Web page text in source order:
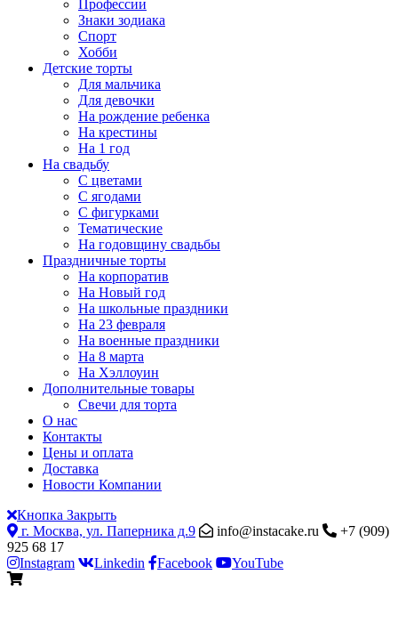
Профессии
Знаки зодиака
Спорт
Хобби
Детские торты
Для мальчика
Для девочки
На рождение ребенка
На крестины
На 1 год
На свадьбу
С цветами
С ягодами
С фигурками
Тематические
На годовщину свадьбы
Праздничные торты
На корпоратив
На Новый год
На школьные праздники
На 23 февраля
На военные праздники
На 8 марта
На Хэллоуин
Дополнительные товары
Свечи для торта
О нас
Контакты
Цены и оплата
Доставка
Новости Компании
Кнопка Закрыть
г. Москва, ул. Паперника д.9
info@instacake.ru
+7 (909)
925 68 17
Instagram
Linkedin Facebook YouTube